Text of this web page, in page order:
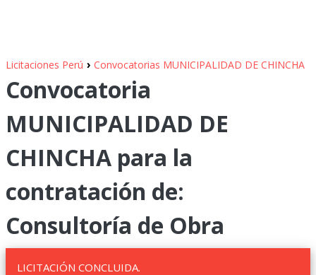
Licitaciones Perú › Convocatorias MUNICIPALIDAD DE CHINCHA
Convocatoria
MUNICIPALIDAD DE
CHINCHA para la
contratación de:
Consultoría de Obra
LICITACIÓN CONCLUIDA.